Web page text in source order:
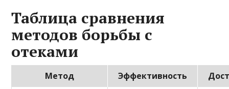
Таблица сравнения
методов борьбы с
отеками
Метод Эффективность